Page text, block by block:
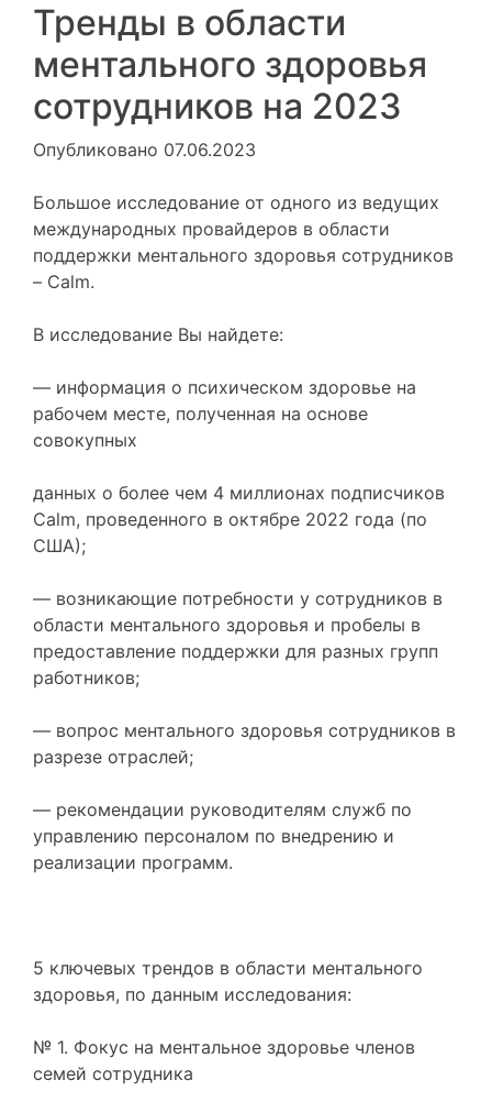
Тренды в области
ментального здоровья
сотрудников на 2023
Опубликовано 07.06.2023
Большое исследование от одного из ведущих
международных провайдеров в области
поддержки ментального здоровья сотрудников
– Calm.
В исследование Вы найдете:
— информация о психическом здоровье на
рабочем месте, полученная на основе
совокупных
данных о более чем 4 миллионах подписчиков
Calm, проведенного в октябре 2022 года (по
США);
— возникающие потребности у сотрудников в
области ментального здоровья и пробелы в
предоставление поддержки для разных групп
работников;
— вопрос ментального здоровья сотрудников в
разрезе отраслей;
— рекомендации руководителям служб по
управлению персоналом по внедрению и
реализации программ.
5 ключевых трендов в области ментального
здоровья, по данным исследования:
№ 1. Фокус на ментальное здоровье членов
семей сотрудника